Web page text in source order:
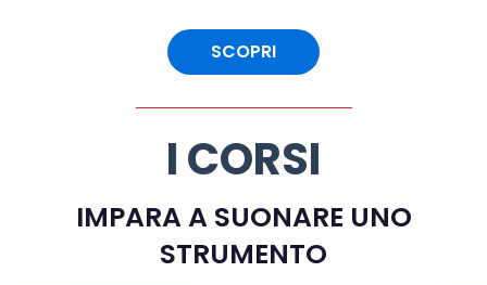
SCOPRI
I CORSI
IMPARA A SUONARE UNO
STRUMENTO